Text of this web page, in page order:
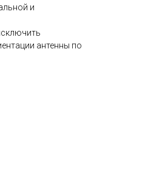
и
антенны по